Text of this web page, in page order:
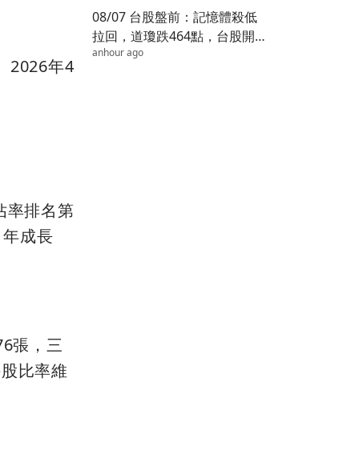
2026年4
率排名第
成長
張，三
比率維
08/07 台股盤前：記憶體殺低
拉回，道瓊跌464點，台股開
盤先看誰？
anhour ago